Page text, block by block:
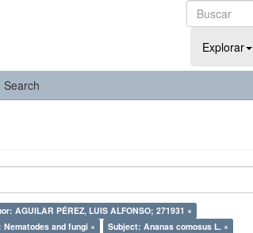
Explorar
Search
AGUILAR PÉREZ, LUIS ALFONSO; 271931 ×
Nematodes and fungi ×
Subject: Ananas comosus L. ×